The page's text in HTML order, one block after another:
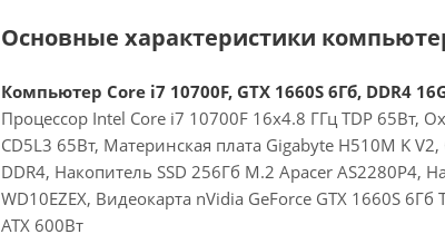
Основные характеристики
Компьютер Core i7 10700F, GTX 1660S 6Гб, DDR4
Процессор Intel Core i7 10700F 16x4.8 ГГц TDP 65Вт,
CD5L3 65Вт, Материнская плата Gigabyte H510M K
DDR4, Накопитель SSD 256Гб M.2 Apacer AS2280P4,
WD10EZEX, Видеокарта nVidia GeForce GTX 1660S
ATX 600Вт